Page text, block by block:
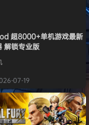
时前
超8000+单机游戏最新
解锁专业版
07-19